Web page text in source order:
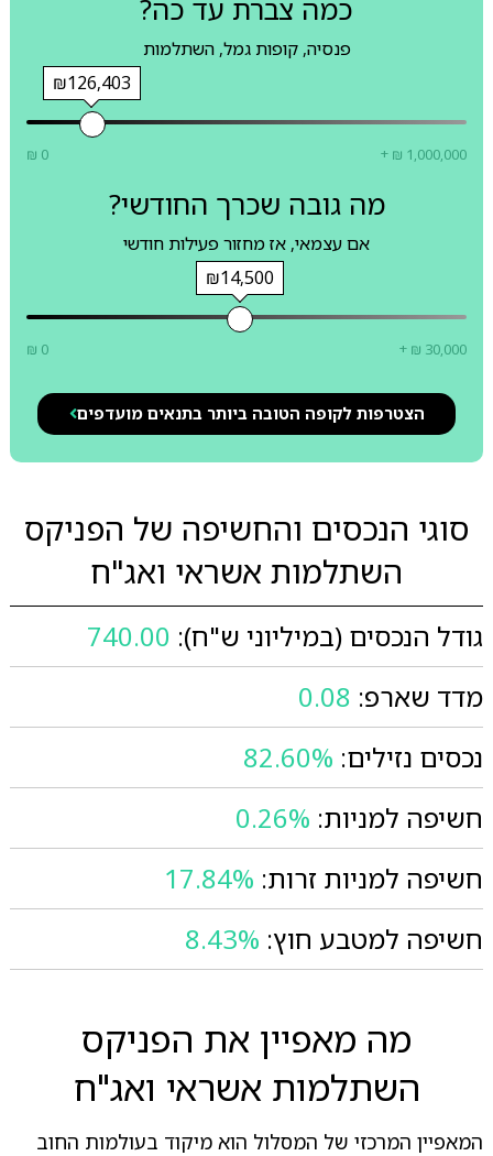
כמה צברת עד כה?
פנסיה, קופות גמל, השתלמות
₪126,403
₪ 0 + ₪ 1,000,000
מה גובה שכרך החודשי?
אם עצמאי, אז מחזור פעילות חודשי
₪14,500
₪ 0 + ₪ 30,000
הצטרפות לקופה הטובה ביותר בתנאים מועדפים
סוגי הנכסים והחשיפה של הפניקס
השתלמות אשראי ואג"ח
גודל הנכסים (במיליוני ש"ח): 740.00
מדד שארפ: 0.08
נכסים נזילים: 82.60%
חשיפה למניות: 0.26%
חשיפה למניות זרות: 17.84%
חשיפה למטבע חוץ: 8.43%
מה מאפיין את הפניקס
השתלמות אשראי ואג"ח
המאפיין המרכזי של המסלול הוא מיקוד בעולמות החוב